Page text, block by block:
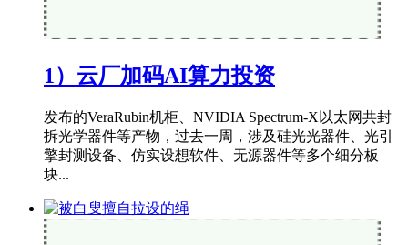
1）云厂加码AI算力投资
发布的VeraRubin机柜、NVIDIA Spectrum-X以太网共封
拆光学器件等产物，过去一周，涉及硅光光器件、光引
擎封测设备、仿实设想软件、无源器件等多个细分板
块...